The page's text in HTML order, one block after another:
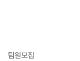
팀원모집